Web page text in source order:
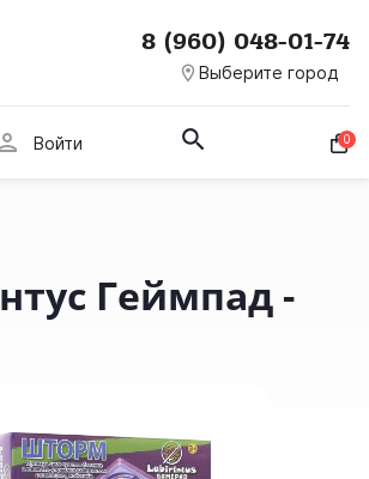
room Выберите город
8 (960) 048-01-74
Войти 0
Геймпад -